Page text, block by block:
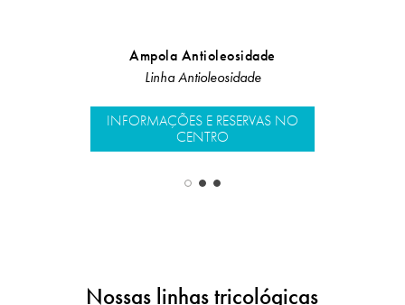
Ampola Antioleosidade
Linha Antioleosidade
INFORMAÇÕES E RESERVAS NO
CENTRO
Nossas linhas tricológicas